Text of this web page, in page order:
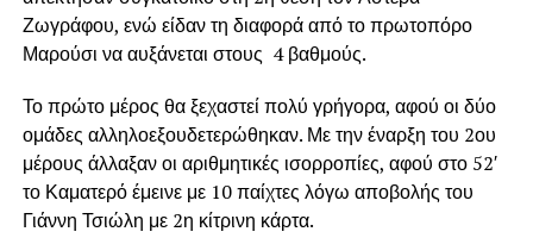
Ζωγράφου, ενώ είδαν τη διαφορά από το πρωτοπόρο
Μαρούσι να αυξάνεται στους 4 βαθμούς.
Το πρώτο μέρος θα ξεχαστεί πολύ γρήγορα, αφού οι δύο
ομάδες αλληλοεξουδετερώθηκαν. Με την έναρξη του 2ου
μέρους άλλαξαν οι αριθμητικές ισορροπίες, αφού στο 52′
το Καματερό έμεινε με 10 παίχτες λόγω αποβολής του
Γιάννη Τσιώλη με 2η κίτρινη κάρτα.